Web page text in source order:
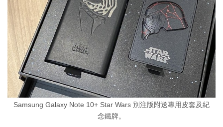
Samsung Galaxy Note 10+ Star Wars 別注版附送專用皮套及紀
念鐵牌。